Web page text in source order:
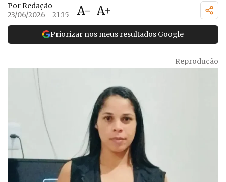
Por Redação
23/06/2026 - 21:15
A- A+
Priorizar nos meus resultados Google
Reprodução